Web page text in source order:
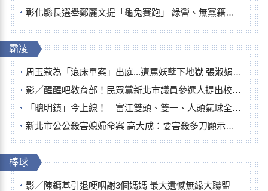
彰化縣長選舉鄭麗文提「龜兔賽跑」 綠營、無黨籍忙否認是烏龜
霸凌
周玉蔻為「滾床單案」出庭...遭罵妖孽下地獄 張淑娟批：舌頭殺人有罪
影／醒醒吧教育部！民眾黨新北市議員參選人提出校園反毒防線升級政見
「聰明鎮」今上線！ 富江雙頭、雙一、人頭氣球全登場
新北市公公殺害媳婦命案 高大成：要害殺多刀顯示怨恨深
棒球
影／陳鏞基引退哽咽謝3個媽媽 最大遺憾無緣大聯盟